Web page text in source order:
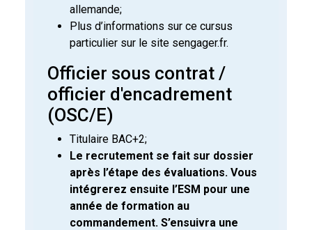
allemande;
Plus d’informations sur ce cursus
particulier sur le site sengager.fr.
Officier sous contrat /
officier d'encadrement
(OSC/E)
Titulaire BAC+2;
Le recrutement se fait sur dossier
après l’étape des évaluations. Vous
intégrerez ensuite l’ESM pour une
année de formation au
commandement. S’ensuivra une